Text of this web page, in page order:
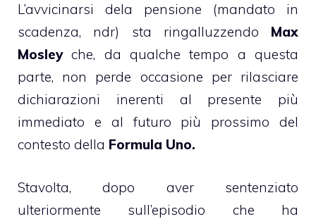
L’avvicinarsi dela pensione (mandato in
scadenza, ndr) sta ringalluzzendo Max
Mosleyche, da qualche tempo a questa
parte, non perde occasione per rilasciare
dichiarazioni inerenti al presente più
immediato e al futuro più prossimo del
contesto della Formula Uno.
Stavolta, dopo aver sentenziato
ulteriormente sull’episodio che ha